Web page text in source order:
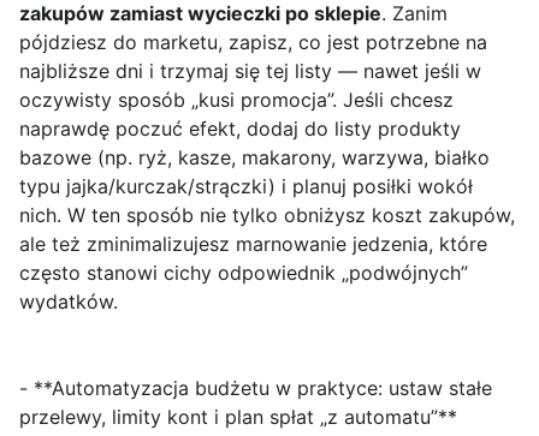
zakupów zamiast wycieczki po sklepie. Zanim
pójdziesz do marketu, zapisz, co jest potrzebne na
najbliższe dni i trzymaj się tej listy — nawet jeśli w
oczywisty sposób „kusi promocja”. Jeśli chcesz
naprawdę poczuć efekt, dodaj do listy produkty
bazowe (np. ryż, kasze, makarony, warzywa, białko
typu jajka/kurczak/strączki) i planuj posiłki wokół
nich. W ten sposób nie tylko obniżysz koszt zakupów,
ale też zminimalizujesz marnowanie jedzenia, które
często stanowi cichy odpowiednik „podwójnych”
wydatków.
- **Automatyzacja budżetu w praktyce: ustaw stałe
przelewy, limity kont i plan spłat „z automatu”**